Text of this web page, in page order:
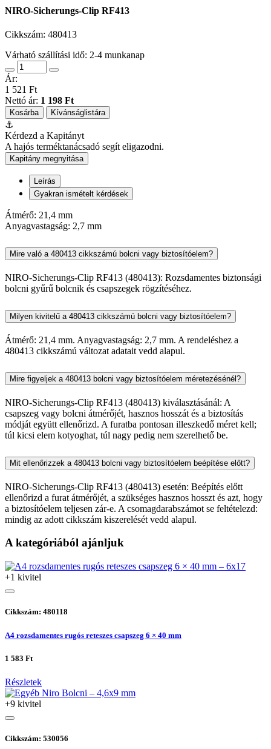
NIRO-Sicherungs-Clip RF413
Cikkszám: 480413
Várható szállítási idő: 2-4 munkanap
Ár:
1 521 Ft
Nettó ár: 1 198 Ft
Kosárba Kívánságlistára
⚓
Kérdezd a Kapitányt
A hajós terméktanácsadó segít eligazodni.
Kapitány megnyitása
Leírás
Gyakran ismételt kérdések
Átmérő: 21,4 mm
Anyagvastagság: 2,7 mm
Mire való a 480413 cikkszámú bolcni vagy biztosítóelem?
NIRO-Sicherungs-Clip RF413 (480413): Rozsdamentes biztonsági
bolcni gyűrű bolcnik és csapszegek rögzítéséhez.
Milyen kivitelű a 480413 cikkszámú bolcni vagy biztosítóelem?
Átmérő: 21,4 mm. Anyagvastagság: 2,7 mm. A rendeléshez a
480413 cikkszámú változat adatait vedd alapul.
Mire figyeljek a 480413 bolcni vagy biztosítóelem méretezésénél?
NIRO-Sicherungs-Clip RF413 (480413) kiválasztásánál: A
csapszeg vagy bolcni átmérőjét, hasznos hosszát és a biztosítás
módját együtt ellenőrizd. A furatba pontosan illeszkedő méret kell;
túl kicsi elem kotyoghat, túl nagy pedig nem szerelhető be.
Mit ellenőrizzek a 480413 bolcni vagy biztosítóelem beépítése előtt?
NIRO-Sicherungs-Clip RF413 (480413) esetén: Beépítés előtt
ellenőrizd a furat átmérőjét, a szükséges hasznos hosszt és azt, hogy
a biztosítóelem teljesen zár-e. A csomagdarabszámot se feltételezd:
mindig az adott cikkszám kiszerelését vedd alapul.
A kategóriából ajánljuk
+1 kivitel
Cikkszám: 480118
A4 rozsdamentes rugós reteszes csapszeg 6 × 40 mm
1 583 Ft
Részletek
+9 kivitel
Cikkszám: 530056